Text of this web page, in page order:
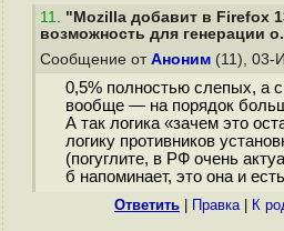
11. "Mozilla добавит в Firefox
возможность для генерации
Сообщение от Аноним (11), 03-
0,5% полностью слепых, а
вообще — на порядок
А так логика «зачем это
логику противников
(погуглите, в РФ очень
б напоминает, это она и
Ответить Правка| К